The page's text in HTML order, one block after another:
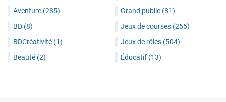
Aventure (285)
BD (8)
BDCréativité (1)
Beauté (2)
Grand public (81)
Jeux de courses (255)
Jeux de rôles (504)
Éducatif (13)